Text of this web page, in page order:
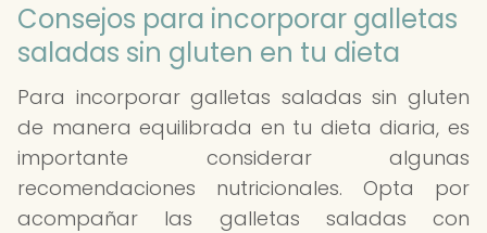
Consejos para incorporar galletas
saladas sin gluten en tu dieta
Para incorporar galletas saladas sin gluten
de manera equilibrada en tu dieta diaria, es
importante considerar algunas
recomendaciones nutricionales. Opta por
acompañar las galletas saladas con